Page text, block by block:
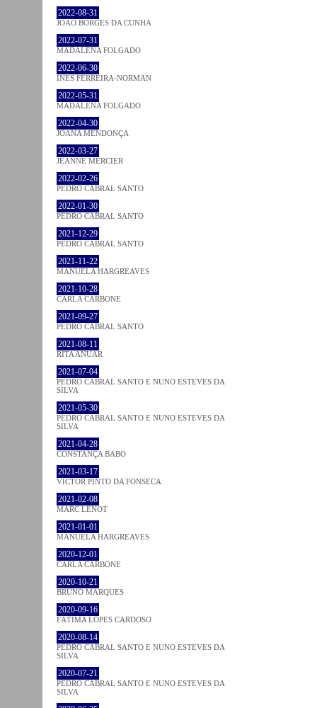
2022-08-31
JOÃO BORGES DA CUNHA
2022-07-31
MADALENA FOLGADO
2022-06-30
INÊS FERREIRA-NORMAN
2022-05-31
MADALENA FOLGADO
2022-04-30
JOANA MENDONÇA
2022-03-27
JEANNE MERCIER
2022-02-26
PEDRO CABRAL SANTO
2022-01-30
PEDRO CABRAL SANTO
2021-12-29
PEDRO CABRAL SANTO
2021-11-22
MANUELA HARGREAVES
2021-10-28
CARLA CARBONE
2021-09-27
PEDRO CABRAL SANTO
2021-08-11
RITA ANUAR
2021-07-04
PEDRO CABRAL SANTO E NUNO ESTEVES DA
SILVA
2021-05-30
PEDRO CABRAL SANTO E NUNO ESTEVES DA
SILVA
2021-04-28
CONSTANÇA BABO
2021-03-17
VICTOR PINTO DA FONSECA
2021-02-08
MARC LENOT
2021-01-01
MANUELA HARGREAVES
2020-12-01
CARLA CARBONE
2020-10-21
BRUNO MARQUES
2020-09-16
FÁTIMA LOPES CARDOSO
2020-08-14
PEDRO CABRAL SANTO E NUNO ESTEVES DA
SILVA
2020-07-21
PEDRO CABRAL SANTO E NUNO ESTEVES DA
SILVA